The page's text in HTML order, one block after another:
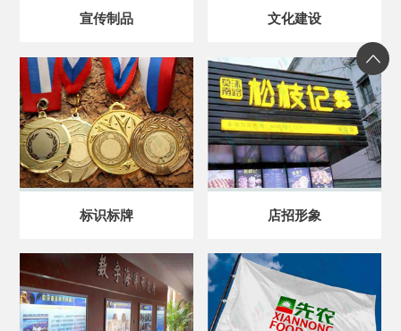
宣传制品 文化建设
标识标牌 店招形象